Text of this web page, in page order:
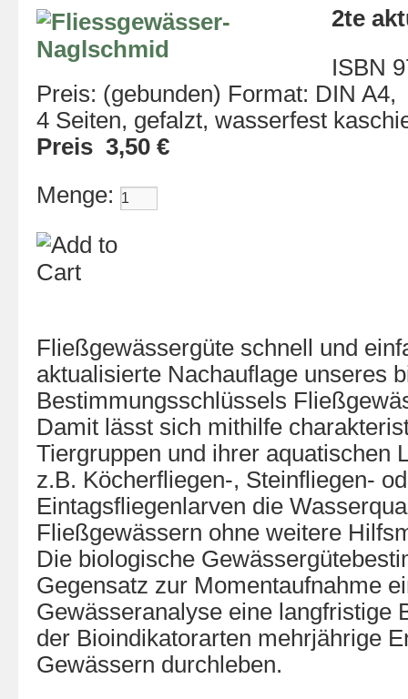
2te
ISBN
Preis: (gebunden) Format: DIN A4,
4 Seiten, gefalzt, wasserfest
Preis 3,50 €
Menge:
Fließgewässergüte schnell und
aktualisierte Nachauflage unseres
Bestimmungsschlüssels
Damit lässt sich mithilfe
Tiergruppen und ihrer aquatischen
z.B. Köcherfliegen-, Steinfliegen-
Eintagsfliegenlarven die
Fließgewässern ohne weitere
Die biologische
Gegensatz zur Momentaufnahme
Gewässeranalyse eine langfristige
der Bioindikatorarten mehrjährige
Gewässern durchleben.